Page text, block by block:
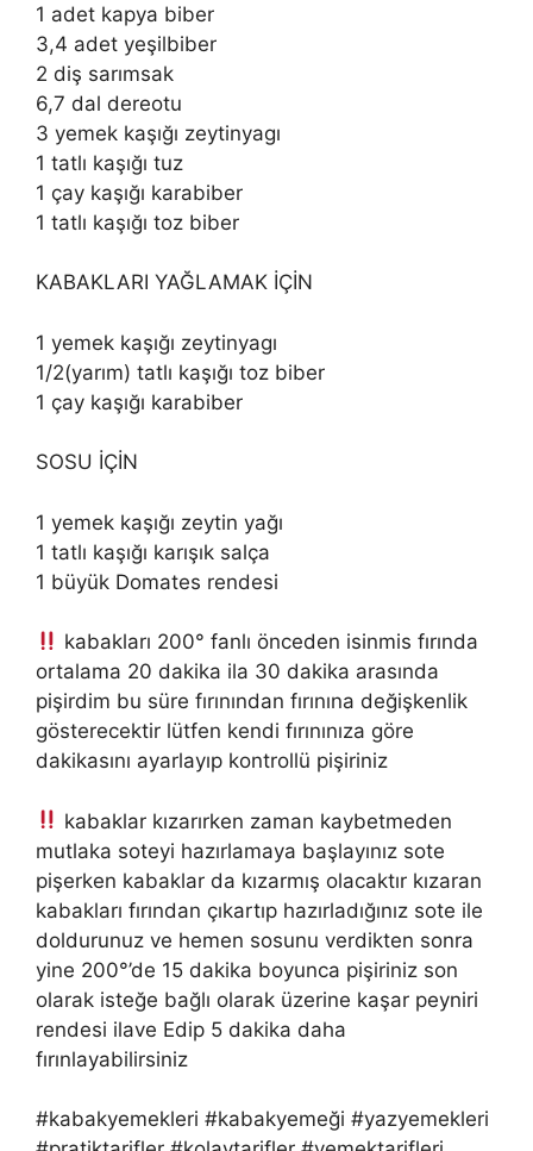
1 adet kapya biber
3,4 adet yeşilbiber
2 diş sarımsak
6,7 dal dereotu
3 yemek kaşığı zeytinyagı
1 tatlı kaşığı tuz
1 çay kaşığı karabiber
1 tatlı kaşığı toz biber
KABAKLARI YAĞLAMAK İÇİN
1 yemek kaşığı zeytinyagı
1/2(yarım) tatlı kaşığı toz biber
1 çay kaşığı karabiber
SOSU İÇİN
1 yemek kaşığı zeytin yağı
1 tatlı kaşığı karışık salça
1 büyük Domates rendesi
kabakları 200° fanlı önceden isinmis fırında
ortalama 20 dakika ila 30 dakika arasında
pişirdim bu süre fırınından fırınına değişkenlik
gösterecektir lütfen kendi fırınınıza göre
dakikasını ayarlayıp kontrollü pişiriniz
kabaklar kızarırken zaman kaybetmeden
mutlaka soteyi hazırlamaya başlayınız sote
pişerken kabaklar da kızarmış olacaktır kızaran
kabakları fırından çıkartıp hazırladığınız sote ile
doldurunuz ve hemen sosunu verdikten sonra
yine 200°’de 15 dakika boyunca pişiriniz son
olarak isteğe bağlı olarak üzerine kaşar peyniri
rendesi ilave Edip 5 dakika daha
fırınlayabilirsiniz
#kabakyemekleri #kabakyemeği #yazyemekleri